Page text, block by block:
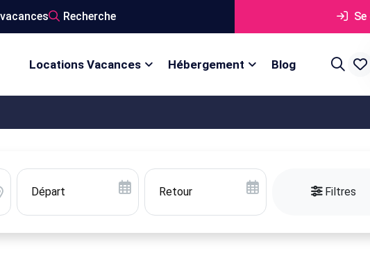
Recherche
Locations Vacances Hébergement Blog
Filtres